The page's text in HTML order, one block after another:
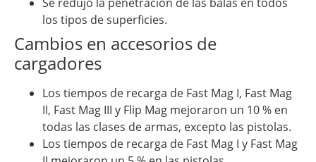
Se redujo la penetración de las balas en todos
los tipos de superficies.
Cambios en accesorios de
cargadores
Los tiempos de recarga de Fast Mag I, Fast Mag
II, Fast Mag III y Flip Mag mejoraron un 10 % en
todas las clases de armas, excepto las pistolas.
Los tiempos de recarga de Fast Mag I y Fast Mag